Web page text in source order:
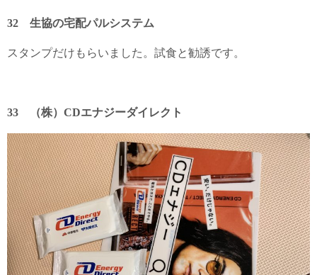
32 生協の宅配パルシステム
スタンプだけもらいました。試食と勧誘です。
33 （株）CDエナジーダイレクト